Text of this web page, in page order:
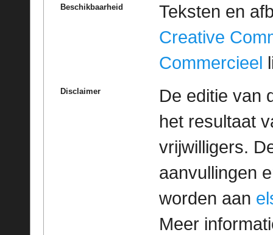
Beschikbaarheid
Teksten en
Creative
Commercieel
Disclaimer
De editie van
het resultaat
vrijwilligers.
aanvullingen
worden aan
Meer